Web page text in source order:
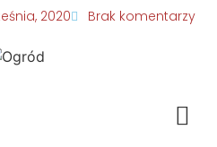
2020 Brak komentarzy